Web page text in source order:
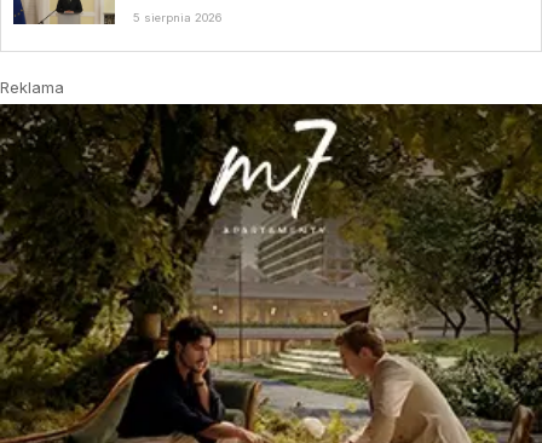
5 sierpnia 2026
Reklama